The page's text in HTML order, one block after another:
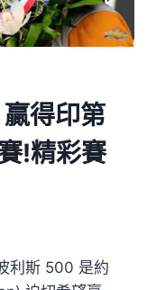
贏得印第
!精彩賽
利斯 500 是約